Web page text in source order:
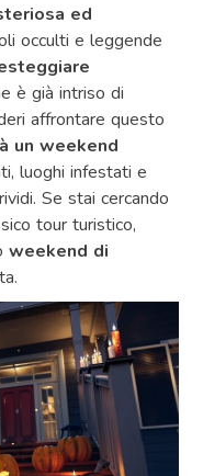
ed
occulti e leggende
è già intriso di
affrontare questo
un weekend
luoghi infestati e
Se stai cercando
tour turistico,
weekend di